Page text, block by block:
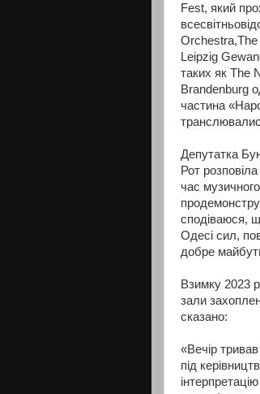
Fest, який
Leipzig
таких як The
Brandenburg
частина
Депутатка
Рот
час
сподіваюся,
Одесі сил,
добре
Взимку 2023
зали
сказано:
«Вечір
під